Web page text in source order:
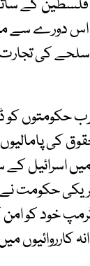
فلسطین کے
دورے سے
کی
کو
کی پامالیوں
اسرائیل
حکومت
خود کو امن
کارروائیوں